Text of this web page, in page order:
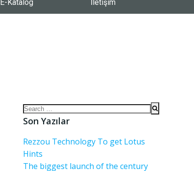
E-Katalog İletişim
Son Yazılar
Rezzou Technology To get Lotus
Hints
The biggest launch of the century